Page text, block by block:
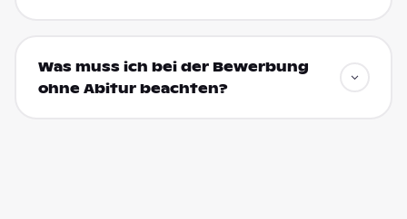
Was muss ich bei der Bewerbung
ohne Abitur beachten?